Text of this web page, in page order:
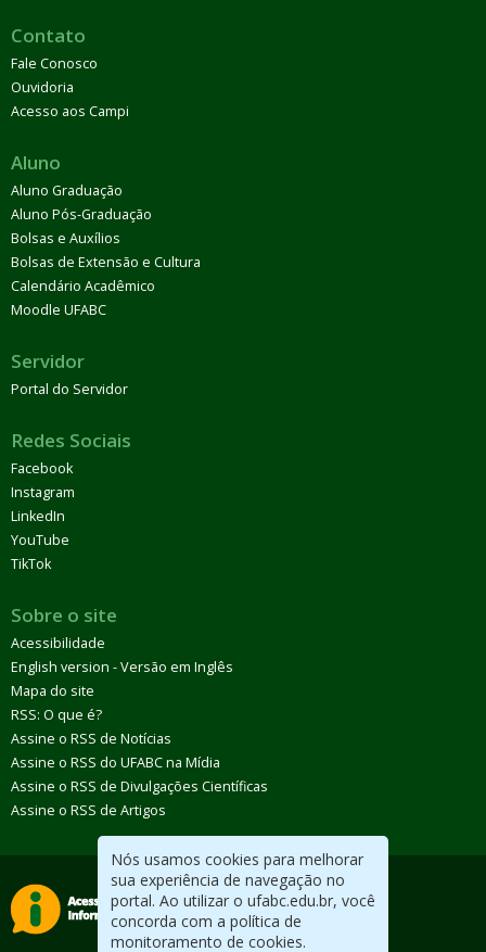
Nós usamos cookies para melhorar
sua experiência de navegação no
portal. Ao utilizar o ufabc.edu.br, você
concorda com a política de
monitoramento de cookies.
Contato
Fale Conosco
Ouvidoria
Acesso aos Campi
Aluno
Aluno Graduação
Aluno Pós-Graduação
Bolsas e Auxílios
Bolsas de Extensão e Cultura
Calendário Acadêmico
Moodle UFABC
Servidor
Portal do Servidor
Redes Sociais
Facebook
Instagram
LinkedIn
YouTube
TikTok
Sobre o site
Acessibilidade
English version - Versão em Inglês
Mapa do site
RSS: O que é?
Assine o RSS de Notícias
Assine o RSS do UFABC na Mídia
Assine o RSS de Divulgações Científicas
Assine o RSS de Artigos